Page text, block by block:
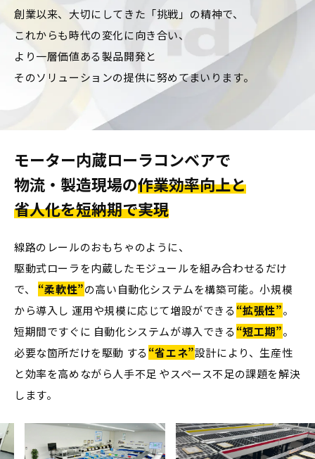
創業以来、大切にしてきた「挑戦」の精神で、
これからも時代の変化に向き合い、
より一層価値ある製品開発と
そのソリューションの提供に努めてまいります。
モーター内蔵ローラコンベアで
物流・製造現場の作業効率向上と
省人化を短納期で実現
線路のレールのおもちゃのように、
駆動式ローラを内蔵したモジュールを組み合わせるだけ
で、
“柔軟性”の高い自動化システムを構築可能。小規模
から導入し 運用や規模に応じて増設ができる“拡張性”。
短期間ですぐに 自動化システムが導入できる“短工期”。
必要な箇所だけを駆動 する“省エネ”設計により、生産性
と効率を高めながら人手不足 やスペース不足の課題を解決
します。